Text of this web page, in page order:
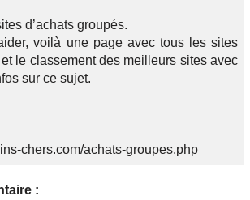
d’achats groupés.
voilà une page avec tous les sites
le classement des meilleurs sites avec
sur ce sujet.
chers.com/achats-groupes.php
: